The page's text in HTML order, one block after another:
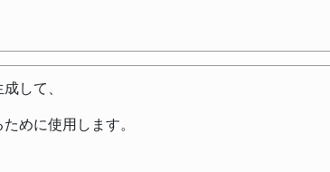
して、
めに使用します。